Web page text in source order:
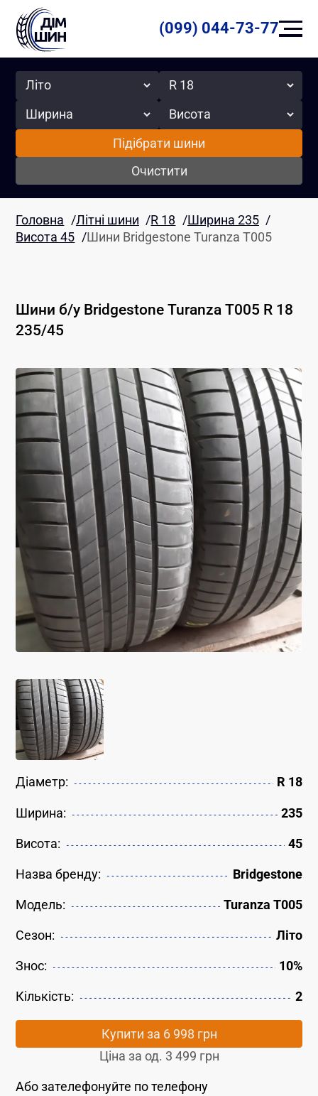
(099) 044-73-77
Сезон Радіус
Ширина Висота
Підібрати шини
Очистити
Головна /Літні шини /R 18 /Ширина 235 /
Висота 45 /Шини Bridgestone Turanza T005
Шини б/у Bridgestone Turanza T005 R 18
235/45
Діаметр: R 18
Ширина: 235
Висота: 45
Назва бренду: Bridgestone
Модель: Turanza T005
Сезон: Літо
Знос: 10%
Кількість: 2
Купити за 6 998 грн
Ціна за од. 3 499 грн
Або зателефонуйте по телефону